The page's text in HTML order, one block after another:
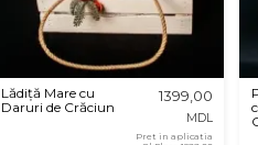
Lădiță Mare cu
Daruri de Crăciun
1399,00
MDL
Pret in aplicatia